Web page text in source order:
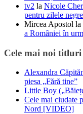
tv2 la Nicole
pentru zilele negre
Mircea Apostol la
a României în
Cele mai noi titluri
Alexandra
piesa „Fără tine”
Little Boy
Cele mai ciudate
Nord [VIDEO]